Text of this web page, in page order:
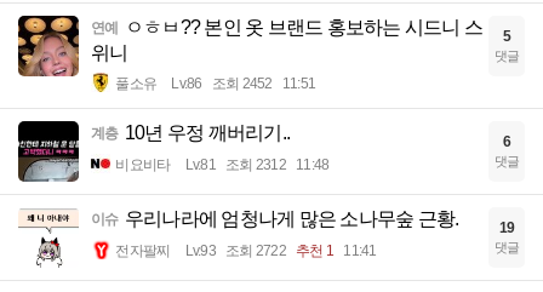
연예
ㅇㅎㅂ?? 본인 옷 브랜드 홍보하는 시드니 스
위니
풀소유 Lv.86 조회 2452 11:51
5
댓글
계층 10년 우정 깨버리기..
비요비타 Lv.81 조회 2312 11:48
6
댓글
이슈 우리나라에 엄청나게 많은 소나무숲 근황.
전자팔찌 Lv.93 조회 2722 추천 1 11:41
19
댓글